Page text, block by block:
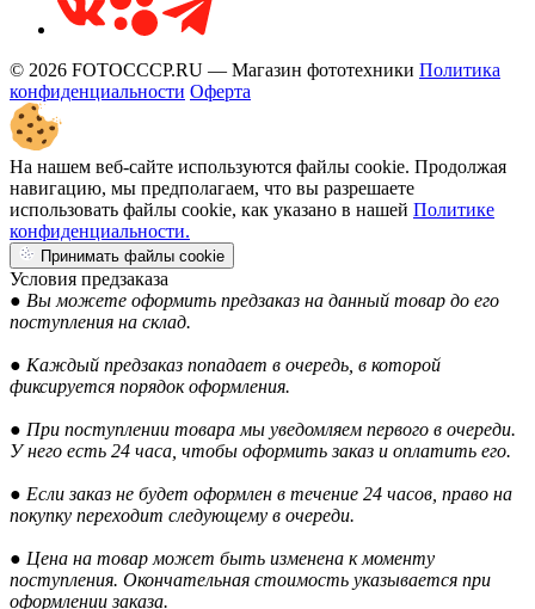
© 2026 FOTOCCCP.RU — Магазин фототехники Политика
конфиденциальности Оферта
На нашем веб-сайте используются файлы cookie. Продолжая
навигацию, мы предполагаем, что вы разрешаете
использовать файлы cookie, как указано в нашей Политике
конфиденциальности.
Принимать файлы cookie
Условия предзаказа
● Вы можете оформить предзаказ на данный товар до его
поступления на склад.
● Каждый предзаказ попадает в очередь, в которой
фиксируется порядок оформления.
● При поступлении товара мы уведомляем первого в очереди.
У него есть 24 часа, чтобы оформить заказ и оплатить его.
● Если заказ не будет оформлен в течение 24 часов, право на
покупку переходит следующему в очереди.
● Цена на товар может быть изменена к моменту
поступления. Окончательная стоимость указывается при
оформлении заказа.